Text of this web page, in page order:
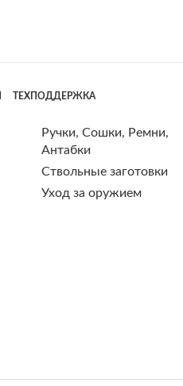
ТЕХПОДДЕРЖКА
Ручки, Сошки, Ремни,
Антабки
Ствольные заготовки
Уход за оружием